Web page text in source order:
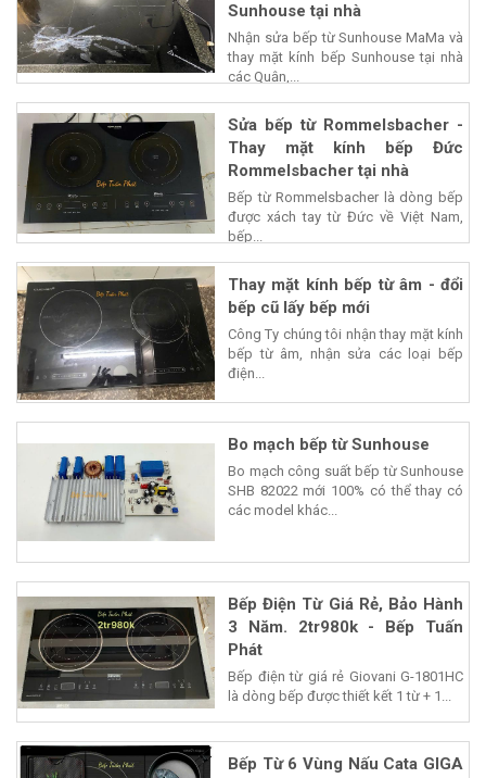
Sunhouse tại nhà
Nhận sửa bếp từ Sunhouse MaMa và
thay mặt kính bếp Sunhouse tại nhà
các Quận,...
Sửa bếp từ Rommelsbacher -
Thay mặt kính bếp Đức
Rommelsbacher tại nhà
Bếp từ Rommelsbacher là dòng bếp
được xách tay từ Đức về Việt Nam,
bếp...
Thay mặt kính bếp từ âm - đổi
bếp cũ lấy bếp mới
Công Ty chúng tôi nhận thay mặt kính
bếp từ âm, nhận sửa các loại bếp
điện...
Bo mạch bếp từ Sunhouse
Bo mạch công suất bếp từ Sunhouse
SHB 82022 mới 100% có thể thay có
các model khác...
Bếp Điện Từ Giá Rẻ, Bảo Hành
3 Năm. 2tr980k - Bếp Tuấn
Phát
Bếp điện từ giá rẻ Giovani G-1801HC
là dòng bếp được thiết kết 1 từ + 1...
Bếp Từ 6 Vùng Nấu Cata GIGA